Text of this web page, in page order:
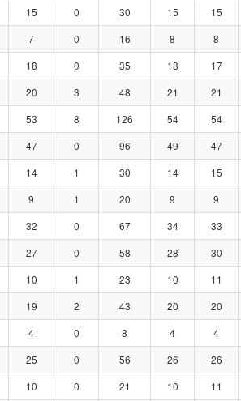
15 0 30 15 15
7 0 16 8 8
18 0 35 18 17
20 3 48 21 21
53 8 126 54 54
47 0 96 49 47
14 1 30 14 15
9 1 20 9 9
32 0 67 34 33
27 0 58 28 30
10 1 23 10 11
19 2 43 20 20
4 0 8 4 4
25 0 56 26 26
10 0 21 10 11